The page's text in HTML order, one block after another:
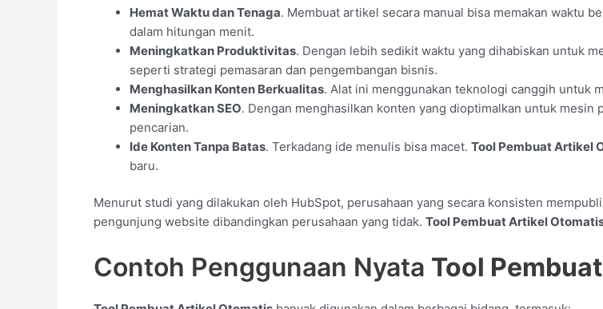
Hemat Waktu dan Tenaga. Membuat artikel secara manual bisa memakan waktu
dalam hitungan menit.
Meningkatkan Produktivitas. Dengan lebih sedikit waktu yang dihabiskan untuk
seperti strategi pemasaran dan pengembangan bisnis.
Menghasilkan Konten Berkualitas. Alat ini menggunakan teknologi canggih untuk
Meningkatkan SEO. Dengan menghasilkan konten yang dioptimalkan untuk
pencarian.
Ide Konten Tanpa Batas. Terkadang ide menulis bisa macet. Tool Pembuat Artikel
baru.
Menurut studi yang dilakukan oleh HubSpot, perusahaan yang secara konsisten
pengunjung website dibandingkan perusahaan yang tidak. Tool Pembuat Artikel
Contoh Penggunaan Nyata Tool